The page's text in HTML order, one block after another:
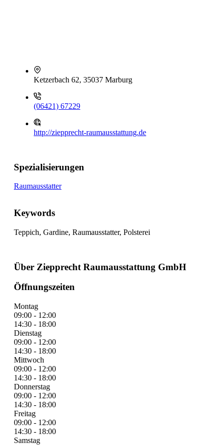
Ketzerbach 62, 35037 Marburg
(06421) 67229
http://ziepprecht-raumausstattung.de
Spezialisierungen
Raumausstatter
Keywords
Teppich, Gardine, Raumausstatter, Polsterei
Über Ziepprecht Raumausstattung GmbH
Öffnungszeiten
Montag
09:00 - 12:00
14:30 - 18:00
Dienstag
09:00 - 12:00
14:30 - 18:00
Mittwoch
09:00 - 12:00
14:30 - 18:00
Donnerstag
09:00 - 12:00
14:30 - 18:00
Freitag
09:00 - 12:00
14:30 - 18:00
Samstag